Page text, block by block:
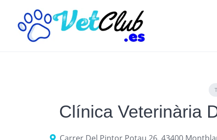
content
Clínica Veterinària